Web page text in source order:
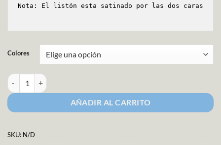
Nota: El listón esta satinado por las dos caras
Colores
Listón Satin Liso Comex Ancho 00 Carta 1 cantidad
AÑADIR AL CARRITO
SKU: N/D